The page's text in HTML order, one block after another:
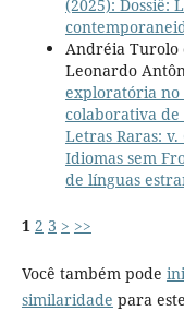
(2025): Dossiê:
Andréia Turolo
Leonardo
exploratória no
colaborativa de
Letras Raras:
Idiomas sem
de línguas
1 2 3 > >>
Você também pode
similaridade para